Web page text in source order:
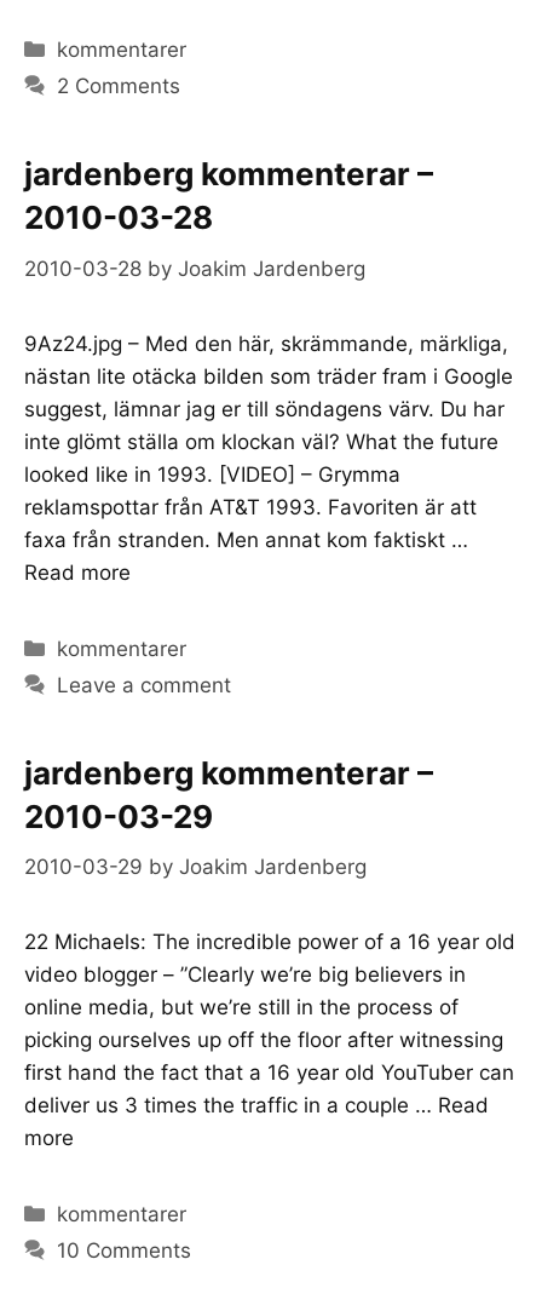
Categories
kommentarer
2 Comments
jardenberg kommenterar –
2010-03-28
2010-03-28 by Joakim Jardenberg
9Az24.jpg – Med den här, skrämmande, märkliga,
nästan lite otäcka bilden som träder fram i Google
suggest, lämnar jag er till söndagens värv. Du har
inte glömt ställa om klockan väl? What the future
looked like in 1993. [VIDEO] – Grymma
reklamspottar från AT&T 1993. Favoriten är att
faxa från stranden. Men annat kom faktiskt …
Read more
Categories
kommentarer
Leave a comment
jardenberg kommenterar –
2010-03-29
2010-03-29 by Joakim Jardenberg
22 Michaels: The incredible power of a 16 year old
video blogger – ”Clearly we’re big believers in
online media, but we’re still in the process of
picking ourselves up off the floor after witnessing
first hand the fact that a 16 year old YouTuber can
deliver us 3 times the traffic in a couple … Read
more
Categories
kommentarer
10 Comments